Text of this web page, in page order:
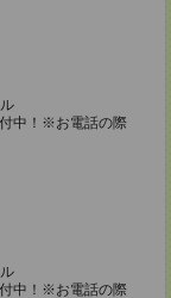
中！※お電話の際
中！※お電話の際